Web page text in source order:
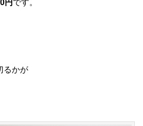
円 です。
るかが